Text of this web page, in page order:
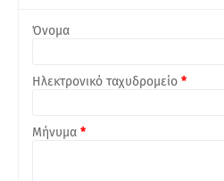
Όνομα
Ηλεκτρονικό ταχυδρομείο *
Μήνυμα *